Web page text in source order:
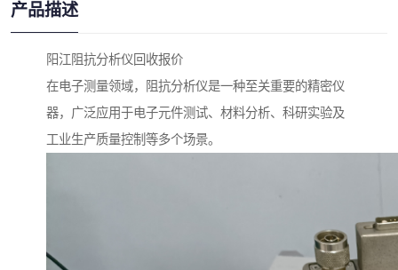
产品描述
阳江阻抗分析仪回收报价
在电子测量领域，阻抗分析仪是一种至关重要的精密仪
器，广泛应用于电子元件测试、材料分析、科研实验及
工业生产质量控制等多个场景。